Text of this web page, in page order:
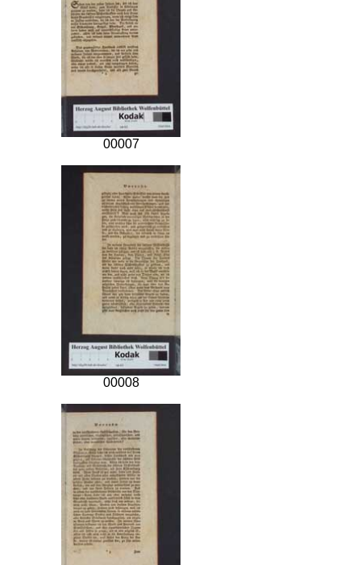
00007
00008